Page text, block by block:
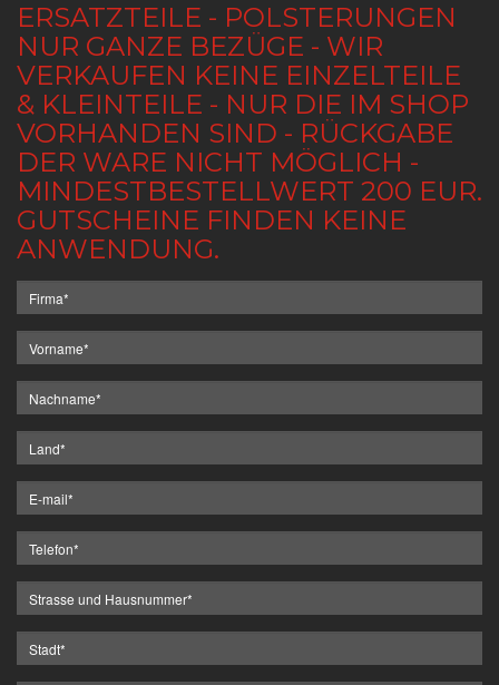
ERSATZTEILE - POLSTERUNGEN
NUR GANZE BEZÜGE - WIR
VERKAUFEN KEINE EINZELTEILE
& KLEINTEILE - NUR DIE IM SHOP
VORHANDEN SIND - RÜCKGABE
DER WARE NICHT MÖGLICH -
MINDESTBESTELLWERT 200 EUR.
GUTSCHEINE FINDEN KEINE
ANWENDUNG.